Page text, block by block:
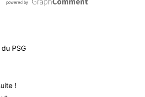
PSG
!